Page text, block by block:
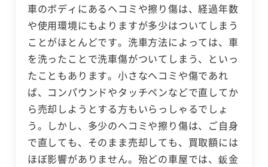
車のボディにあるヘコミや擦り傷は、経過年数
や使用環境にもよりますが多少はついてしまう
ことがほとんどです。洗車方法によっては、車
を洗ったことで洗車傷がついてしまう、といっ
たこともあります。小さなヘコミや傷であれ
ば、コンパウンドやタッチペンなどで直してか
ら売却しようとする方もいらっしゃるでしょ
う。しかし、多少のヘコミや擦り傷は、ご自身
で直しても、そのまま売却しても、買取額には
ほぼ影響がありません。殆どの車屋では、鈑金